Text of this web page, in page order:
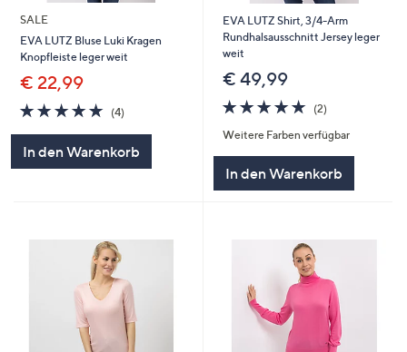
um
diese
anzuzeigen.
SALE
EVA LUTZ Bluse Luki Kragen
Knopfleiste leger weit
€ 22,99
5.0
von
(4)4
In den Warenkorb
EVA LUTZ Shirt, 3/4-Arm
Rundhalsausschnitt Jersey leger
weit
€ 49,99
5.0
von
5
(2)2
Weitere Farben verfügbar
In den Warenkorb